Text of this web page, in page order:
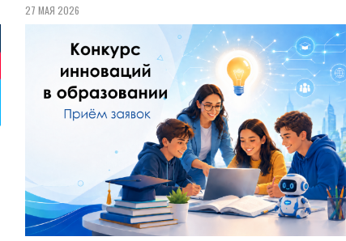
27 МАЯ 2026